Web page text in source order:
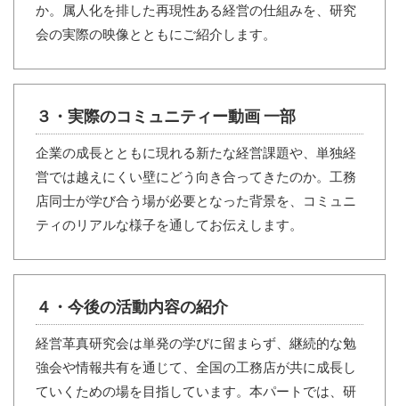
か。属人化を排した再現性ある経営の仕組みを、研究
会の実際の映像とともにご紹介します。
３・実際のコミュニティー動画 一部
企業の成長とともに現れる新たな経営課題や、単独経
営では越えにくい壁にどう向き合ってきたのか。工務
店同士が学び合う場が必要となった背景を、コミュニ
ティのリアルな様子を通してお伝えします。
４・今後の活動内容の紹介
経営革真研究会は単発の学びに留まらず、継続的な勉
強会や情報共有を通じて、全国の工務店が共に成長し
ていくための場を目指しています。本パートでは、研